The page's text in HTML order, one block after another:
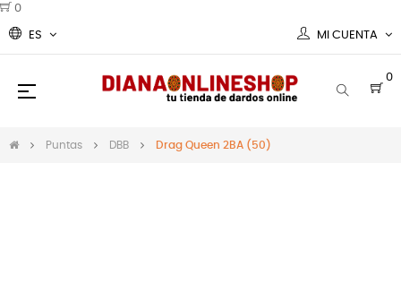
0
ES MI CUENTA
0
Navegación
☰
Puntas DBB Drag Queen 2BA (50)